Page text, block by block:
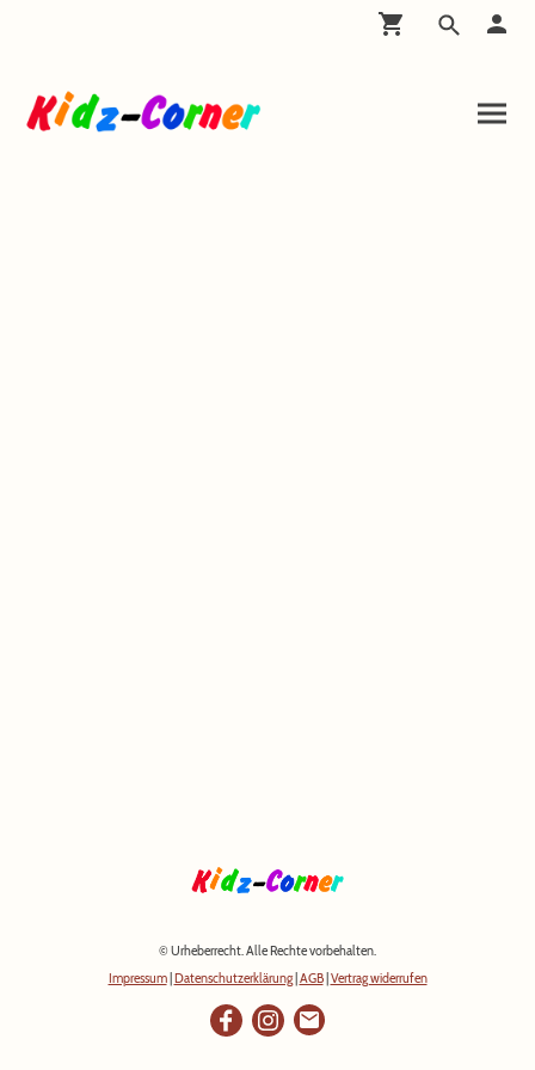
© Urheberrecht. Alle Rechte vorbehalten.
Impressum| Datenschutzerklärung| AGB| Vertrag widerrufen